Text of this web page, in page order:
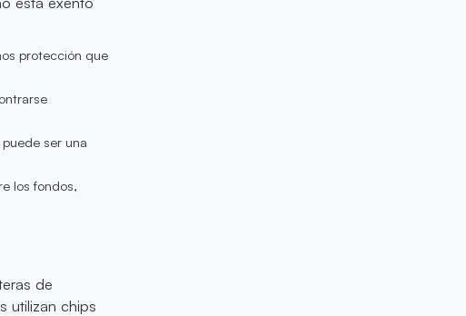
protección que
ser una
los fondos,
de
utilizan chips